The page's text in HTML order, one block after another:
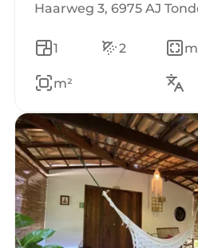
Haarweg 3, 6975 AJ
1 2
m²